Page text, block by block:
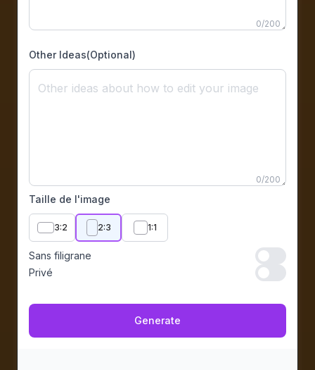
0/200
Other Ideas(Optional)
0/200
Taille de l'image
3:2 2:3 1:1
Sans filigrane
Sans
Privé
Privé
Generate